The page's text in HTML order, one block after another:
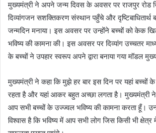
मुख्यमंत्री ने अपने जन्म दिवस के अवसर पर राजपुर रोड
दिव्यांगजन सशक्तिकरण संस्थान पहुँचे और
जन्मदिन मनाया। इस अवसर पर उन्होंने बच्चों को केक
भविष्य की कामना की। इस अवसर पर दिव्यांग उच्चतर
के बच्चों ने उपहार स्वरूप अपने द्वारा बनाया गया मॉडल
मुख्यमंत्री ने कहा कि मुझे हर बार इस दिन पर यहां बच्चों
रहता है और यहां आकर बहुत अच्छा लगता है। मुख्यमंत्री
आप सभी बच्चों के उज्ज्वल भविष्य की कामना करता हूँ।
विश्वास है कि भविष्य में आप सभी लोग जिस किसी भी क्षेत्र